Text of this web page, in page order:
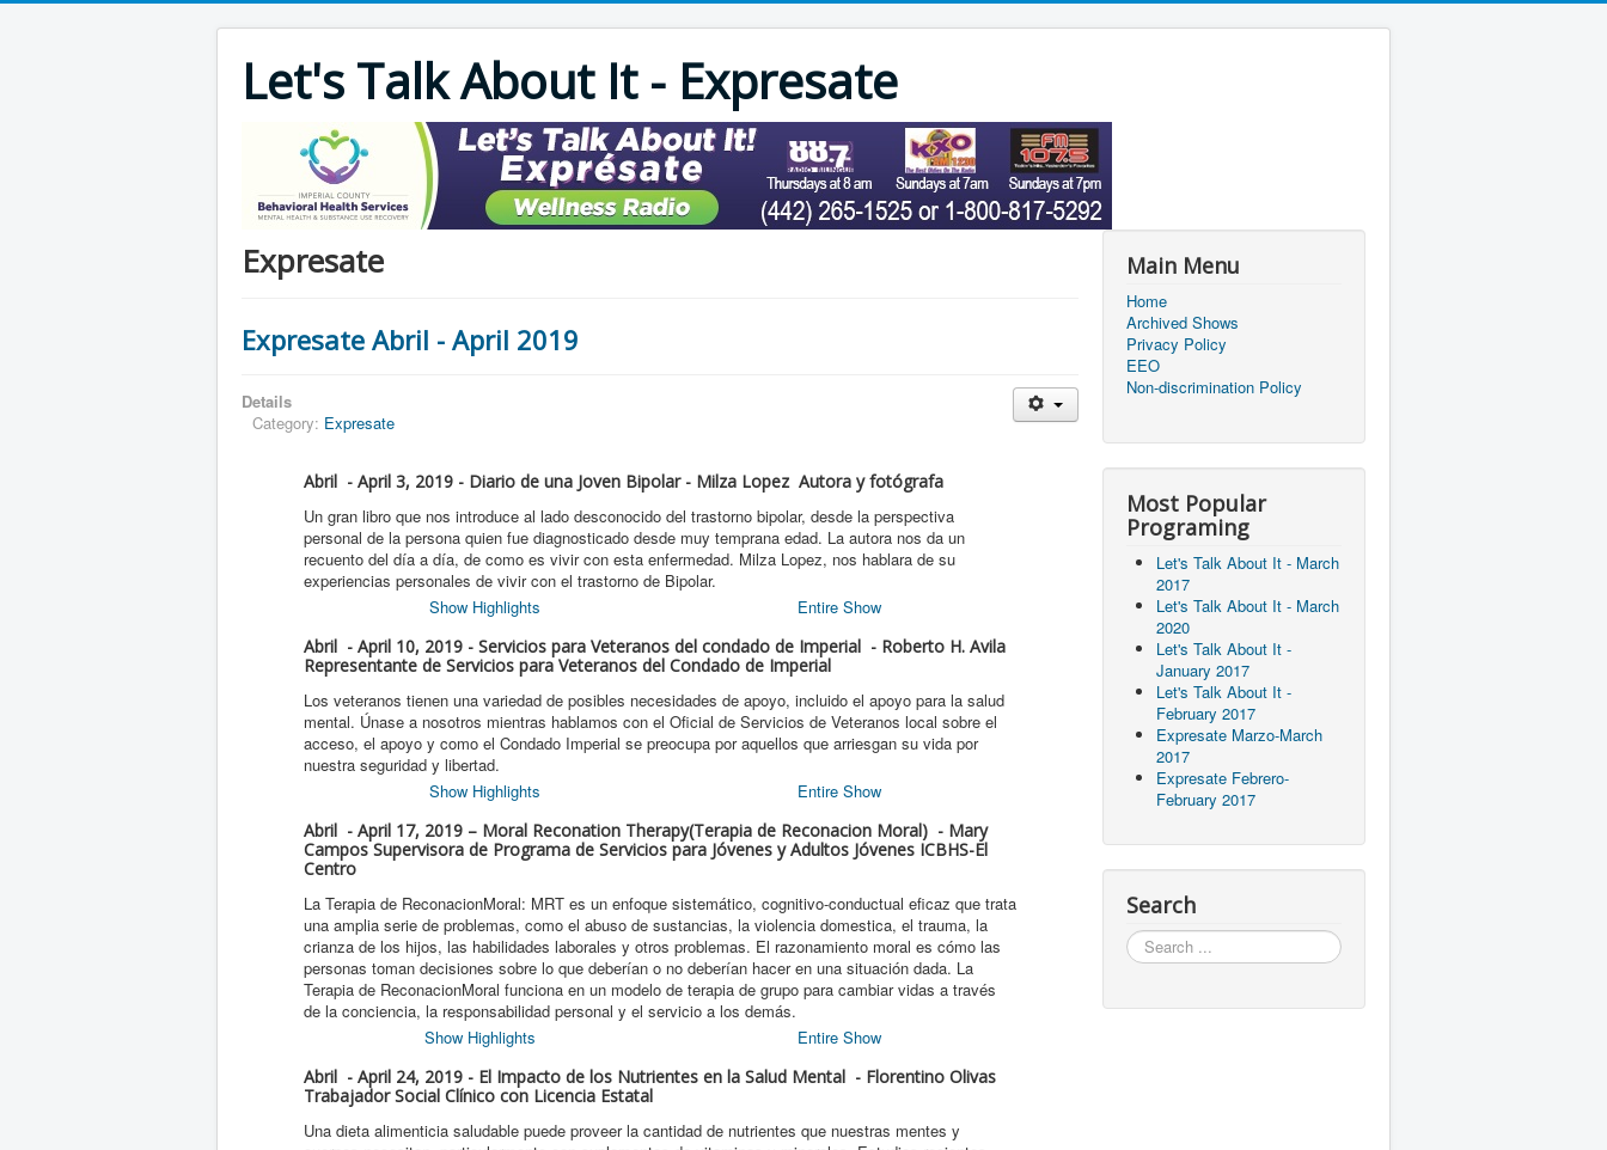
Let's Talk About It - Expresate
Expresate
Expresate Abril - April 2019
Details
Category: Expresate
Abril - April 3, 2019 - Diario de una Joven Bipolar - Milza Lopez Autora y fotógrafa
Un gran libro que nos introduce al lado desconocido del trastorno bipolar, desde la perspectiva
personal de la persona quien fue diagnosticado desde muy temprana edad. La autora nos da un
recuento del día a día, de como es vivir con esta enfermedad. Milza Lopez, nos hablara de su
experiencias personales de vivir con el trastorno de Bipolar.
Show Highlights
Entire Show
Abril - April 10, 2019 - Servicios para Veteranos del condado de Imperial - Roberto H. Avila
Representante de Servicios para Veteranos del Condado de Imperial
Los veteranos tienen una variedad de posibles necesidades de apoyo, incluido el apoyo para la salud
mental. Únase a nosotros mientras hablamos con el Oficial de Servicios de Veteranos local sobre el
acceso, el apoyo y como el Condado Imperial se preocupa por aquellos que arriesgan su vida por
nuestra seguridad y libertad.
Show Highlights
Entire Show
Abril - April 17, 2019 – Moral Reconation Therapy(Terapia de Reconacion Moral) - Mary
Campos Supervisora de Programa de Servicios para Jóvenes y Adultos Jóvenes ICBHS-El
Centro
La Terapia de ReconacionMoral: MRT es un enfoque sistemático, cognitivo-conductual eficaz que trata
una amplia serie de problemas, como el abuso de sustancias, la violencia domestica, el trauma, la
crianza de los hijos, las habilidades laborales y otros problemas. El razonamiento moral es cómo las
personas toman decisiones sobre lo que deberían o no deberían hacer en una situación dada. La
Terapia de ReconacionMoral funciona en un modelo de terapia de grupo para cambiar vidas a través
de la conciencia, la responsabilidad personal y el servicio a los demás.
Show Highlights
Entire Show
Abril - April 24, 2019 - El Impacto de los Nutrientes en la Salud Mental - Florentino Olivas
Trabajador Social Clínico con Licencia Estatal
Una dieta alimenticia saludable puede proveer la cantidad de nutrientes que nuestras mentes y
Main Menu
Home
Archived Shows
Privacy Policy
EEO
Non-discrimination Policy
Most Popular
Programing
Let's Talk About It - March
2017
Let's Talk About It - March
2020
Let's Talk About It -
January 2017
Let's Talk About It -
February 2017
Expresate Marzo-March
2017
Expresate Febrero-
February 2017
Search
Search